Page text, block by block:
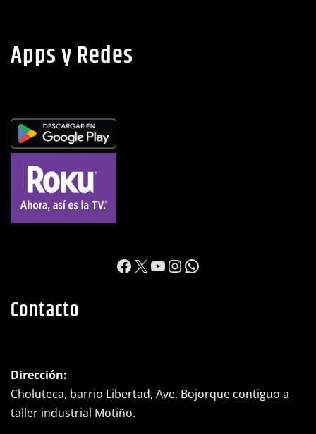
Apps y Redes
https://
X YouTube
Instagram
WhatsApp
Contacto
Dirección:
Choluteca, barrio Libertad, Ave. Bojorque contiguo a
taller industrial Motiño.